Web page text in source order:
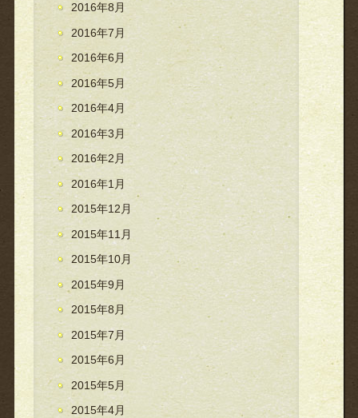
2016年8月
2016年7月
2016年6月
2016年5月
2016年4月
2016年3月
2016年2月
2016年1月
2015年12月
2015年11月
2015年10月
2015年9月
2015年8月
2015年7月
2015年6月
2015年5月
2015年4月